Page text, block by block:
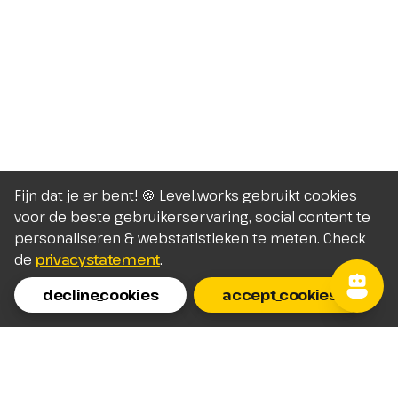
Fijn dat je er bent! 🍪 Level.works gebruikt cookies
voor de beste gebruikerservaring, social content te
personaliseren & webstatistieken te meten. Check
de privacystatement.
decline_cookies
accept_cookies